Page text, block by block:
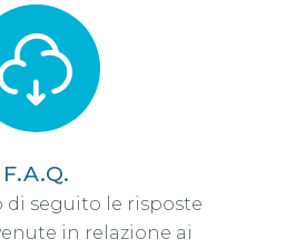
F.A.Q.
seguito le risposte
in relazione ai